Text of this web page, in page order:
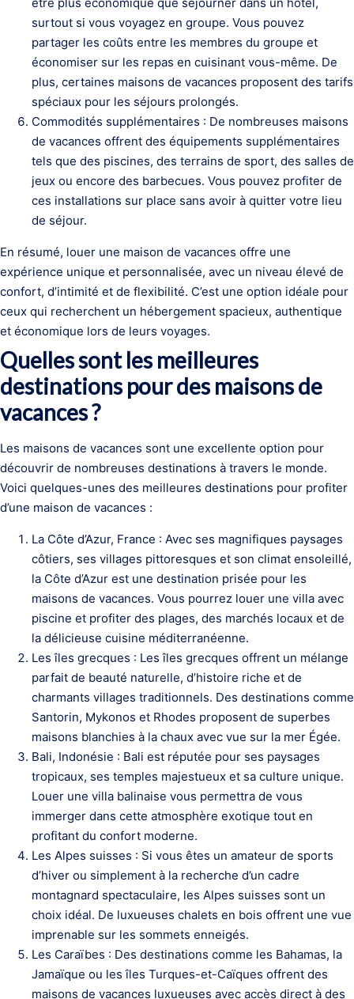
surtout si vous voyagez en groupe. Vous pouvez
partager les coûts entre les membres du groupe et
économiser sur les repas en cuisinant vous-même. De
plus, certaines maisons de vacances proposent des tarifs
spéciaux pour les séjours prolongés.
Commodités supplémentaires : De nombreuses maisons
de vacances offrent des équipements supplémentaires
tels que des piscines, des terrains de sport, des salles de
jeux ou encore des barbecues. Vous pouvez profiter de
ces installations sur place sans avoir à quitter votre lieu
de séjour.
En résumé, louer une maison de vacances offre une
expérience unique et personnalisée, avec un niveau élevé de
confort, d’intimité et de flexibilité. C’est une option idéale pour
ceux qui recherchent un hébergement spacieux, authentique
et économique lors de leurs voyages.
Quelles sont les meilleures
destinations pour des maisons de
vacances ?
Les maisons de vacances sont une excellente option pour
découvrir de nombreuses destinations à travers le monde.
Voici quelques-unes des meilleures destinations pour profiter
d’une maison de vacances :
La Côte d’Azur, France : Avec ses magnifiques paysages
côtiers, ses villages pittoresques et son climat ensoleillé,
la Côte d’Azur est une destination prisée pour les
maisons de vacances. Vous pourrez louer une villa avec
piscine et profiter des plages, des marchés locaux et de
la délicieuse cuisine méditerranéenne.
Les îles grecques : Les îles grecques offrent un mélange
parfait de beauté naturelle, d’histoire riche et de
charmants villages traditionnels. Des destinations comme
Santorin, Mykonos et Rhodes proposent de superbes
maisons blanchies à la chaux avec vue sur la mer Égée.
Bali, Indonésie : Bali est réputée pour ses paysages
tropicaux, ses temples majestueux et sa culture unique.
Louer une villa balinaise vous permettra de vous
immerger dans cette atmosphère exotique tout en
profitant du confort moderne.
Les Alpes suisses : Si vous êtes un amateur de sports
d’hiver ou simplement à la recherche d’un cadre
montagnard spectaculaire, les Alpes suisses sont un
choix idéal. De luxueuses chalets en bois offrent une vue
imprenable sur les sommets enneigés.
Les Caraïbes : Des destinations comme les Bahamas, la
Jamaïque ou les îles Turques-et-Caïques offrent des
maisons de vacances luxueuses avec accès direct à des